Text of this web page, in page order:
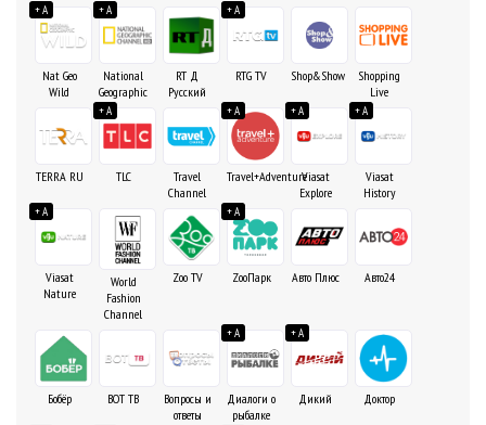
+ A
Nat Geo
Wild
+ A
National
Geographic
RT Д
Русский
+ A
RTG TV Shop&Show
Shopping
Live
TERRA RU
+ A
TLC
Travel
Channel
+ A
Travel+Adventure
+ A
Viasat
Explore
+ A
Viasat
History
+ A
Viasat
Nature
World
Fashion
Channel
Zoo TV
+ A
ZooПарк Авто Плюс Авто24
Бобёр ВОТ ТВ
Вопросы и
ответы
+ A
Диалоги о
рыбалке
+ A
Дикий Доктор